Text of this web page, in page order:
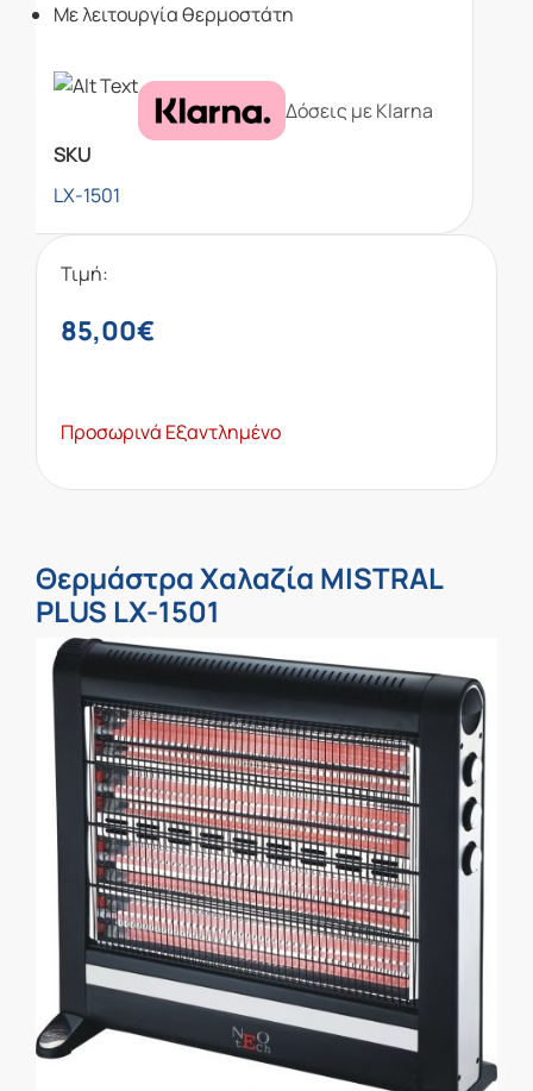
Με λειτουργία θερμοστάτη
Δόσεις με Klarna
SKU
LX-1501
Τιμή:
85,00€
Προσωρινά Εξαντλημένο
Θερμάστρα Χαλαζία MISTRAL
PLUS LX-1501